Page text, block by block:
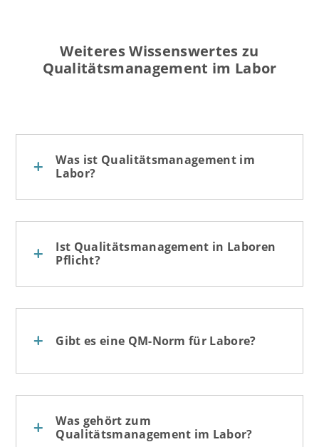
Weiteres Wissenswertes zu
Qualitätsmanagement im Labor
Was ist Qualitätsmanagement im
Labor?
Ist Qualitätsmanagement in Laboren
Pflicht?
Gibt es eine QM-Norm für Labore?
Was gehört zum
Qualitätsmanagement im Labor?